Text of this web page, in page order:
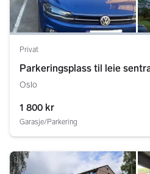
Privat
Parkeringsplass til leie
Oslo
1 800 kr
Garasje/Parkering